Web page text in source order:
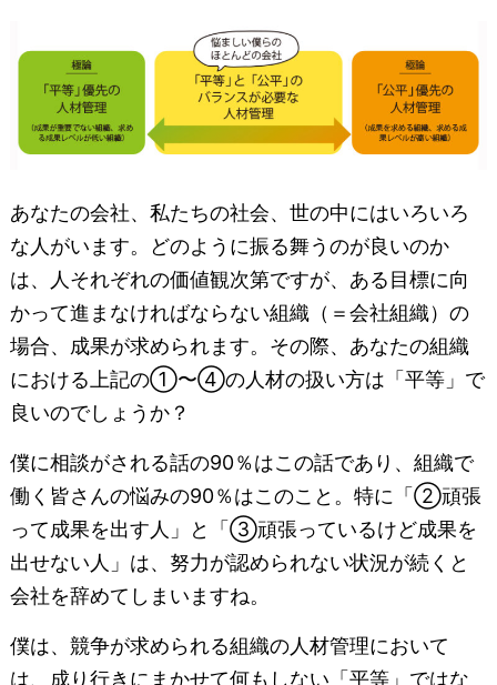
あなたの会社、私たちの社会、世の中にはいろいろ
な人がいます。どのように振る舞うのが良いのか
は、人それぞれの価値観次第ですが、ある目標に向
かって進まなければならない組織（＝会社組織）の
場合、成果が求められます。その際、あなたの組織
における上記の①〜④の人材の扱い方は「平等」で
良いのでしょうか？
僕に相談がされる話の90％はこの話であり、組織で
働く皆さんの悩みの90％はこのこと。特に「②頑張
って成果を出す人」と「③頑張っているけど成果を
出せない人」は、努力が認められない状況が続くと
会社を辞めてしまいますね。
僕は、競争が求められる組織の人材管理において
は、成り行きにまかせて何もしない「平等」ではな